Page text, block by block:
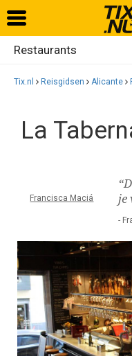
Home
Hotels
Activiteiten
Restaurants
Algemeen
Bezienswaardigheden
Tix.nl Reisgidsen Alicante
La
Francisca Maciá
je
-